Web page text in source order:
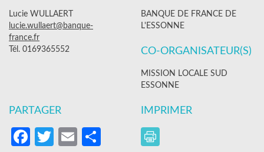
Lucie WULLAERT
lucie.wullaert@banque-
france.fr
Tél. 0169365552
BANQUE DE FRANCE DE
L'ESSONNE
CO-ORGANISATEUR(S)
MISSION LOCALE SUD
ESSONNE
PARTAGER
Facebook
Twitter
EmailPartager
IMPRIMER